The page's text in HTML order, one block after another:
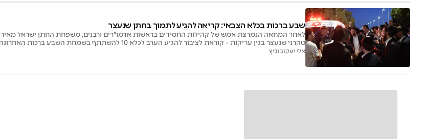
שבע ברכות בכלא הצבאי: קריאה להגיע לתמוך בחתן שנעצר
לאחר המחאה הנמרצת אמש של קהילות החסידים בראשות אדמו"רים ורבנים, משפחת החתן ישראל מאיר
טהרני שנעצר בגין עריקות - קוראת לציבור להגיע הערב לכלא 10 להשתתף בשמחת השבע ברכות האחרונה
אלי יעקובוביץ